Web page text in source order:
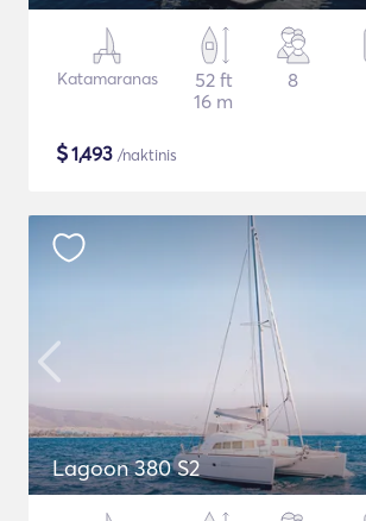
Katamaranas
52 ft
16 m
8
$1,493 /naktinis
Lagoon 380 S2